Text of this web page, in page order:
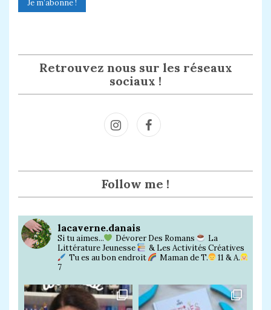
Retrouvez nous sur les réseaux
sociaux !
m
Follow me !
lacaverne.danais
Si tu aimes... Dévorer Des Romans
La
Littérature Jeunesse
& Les Activités Créatives
Tu es au bon endroit
Maman de T.
11 & A.
7